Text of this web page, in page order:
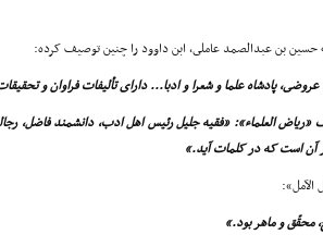
حسین بن عبدالصمد عاملى، ابن داوود را چنین توصیف کرده:
پادشاه علما و شعرا و ادبا... داراى تألیفات فراوان و
«ریاض العلماء»: «فقیه جلیل رئیس اهل ادب، دانشمند فاضل،
آن است که در کلمات آید.»
محقّق و ماهر بود.»